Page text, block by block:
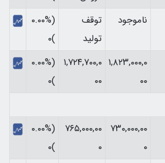
ناموجود
توقف
تولید
(۰.۰۰%
)۰
۱,۸۲۳,۰۰۰,۰
۰۰
۱,۷۲۴,۷۰۰,۰
۰۰
(۰.۰۰%
)۰
۷۳۰,۰۰۰,۰۰
۰
۷۶۵,۰۰۰,۰۰
۰
(۰.۰۰%
)۰